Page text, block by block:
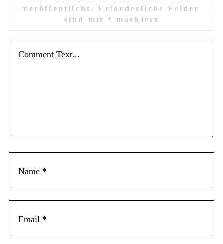
veröffentlicht.
Erforderliche Felder
sind mit * markiert